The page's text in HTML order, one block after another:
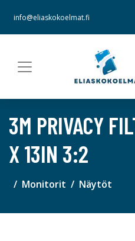
info@eliaskokoelmat.fi
3M PRIVACY
X 13IN 3:2
Monitorit Näytöt